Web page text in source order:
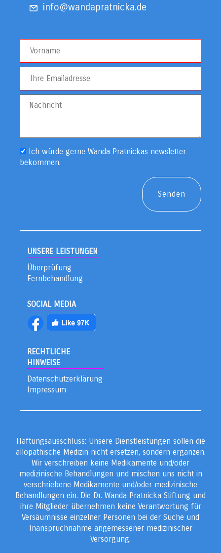
info@wandapratnicka.de
Ich würde gerne Wanda Pratnickas newsletter
bekommen.
UNSERE LEISTUNGEN
Überprüfung
Fernbehandlung
SOCIAL MEDIA
RECHTLICHE
HINWEISE
Datenschutzerklärung
Impressum
Haftungsausschluss: Unsere Dienstleistungen sollen die
allopathische Medizin nicht ersetzen, sondern ergänzen.
Wir verschreiben keine Medikamente und/oder
medizinische Behandlungen und mischen uns nicht in
verschriebene Medikamente und/oder medizinische
Behandlungen ein. Die Dr. Wanda Pratnicka Stiftung und
ihre Mitglieder übernehmen keine Verantwortung für
Versäumnisse einzelner Personen bei der Suche und
Inanspruchnahme angemessener medizinischer
Versorgung.